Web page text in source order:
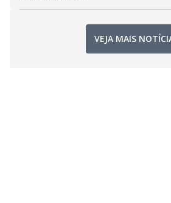
VEJA MAIS